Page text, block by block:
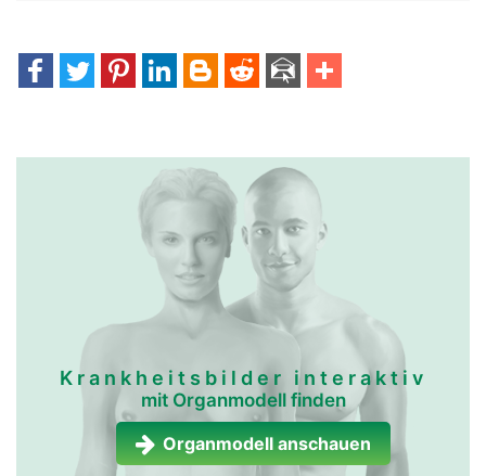
Krankheitsbilder interaktiv
mit Organmodell finden
Organmodell anschauen